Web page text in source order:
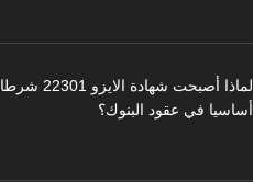
لماذا أصبحت شهادة الايزو 22301 شرطا
أساسيا في عقود البنوك؟